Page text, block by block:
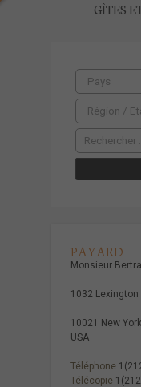
GÎTES
PAYARD
Monsieur
1032 Lexington
10021 New York
USA
Téléphone
Télécopie